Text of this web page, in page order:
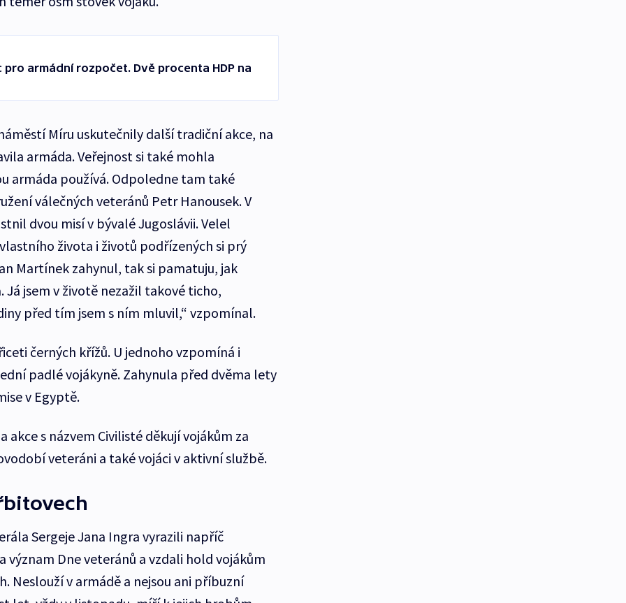
armádní rozpočet. Dvě procenta HDP na
Míru uskutečnily další tradiční akce, na
armáda. Veřejnost si také mohla
armáda používá. Odpoledne tam také
válečných veteránů Petr Hanousek. V
dvou misí v bývalé Jugoslávii. Velel
života i životů podřízených si prý
Martínek zahynul, tak si pamatuju, jak
jsem v životě nezažil takové ticho,
před tím jsem s ním mluvil,“ vzpomínal.
černých křížů. U jednoho vzpomíná i
padlé vojákyně. Zahynula před dvěma lety
v Egyptě.
akce s názvem Civilisté děkují vojákům za
veteráni a také vojáci v aktivní službě.
Sergeje Jana Ingra vyrazili napříč
Dne veteránů a vzdali hold vojákům
Neslouží v armádě a nejsou ani příbuzní